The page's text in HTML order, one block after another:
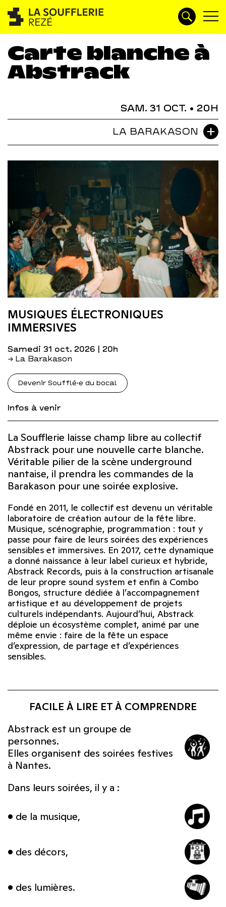
Carte blanche à
Abstrack
SAM. 31 OCT. • 20H
LA BARAKASON
MUSIQUES ÉLECTRONIQUES
IMMERSIVES
samedi 31 oct. 2026 | 20h
→ La Barakason
Devenir Soufflé·e du bocal
Infos à venir
La Soufflerie laisse champ libre au collectif
Abstrack pour une nouvelle carte blanche.
Véritable pilier de la scène underground
nantaise, il prendra les commandes de la
Barakason pour une soirée explosive.
Fondé en 2011, le collectif est devenu un véritable
laboratoire de création autour de la fête libre.
Musique, scénographie, programmation : tout y
passe pour faire de leurs soirées des expériences
sensibles et immersives. En 2017, cette dynamique
a donné naissance à leur label curieux et hybride,
Abstrack Records, puis à la construction artisanale
de leur propre sound system et enfin à Combo
Bongos, structure dédiée à l’accompagnement
artistique et au développement de projets
culturels indépendants. Aujourd’hui, Abstrack
déploie un écosystème complet, animé par une
même envie : faire de la fête un espace
d’expression, de partage et d’expériences
sensibles.
FACILE À LIRE ET À COMPRENDRE
Abstrack est un groupe de
personnes.
Elles organisent des soirées festives
à Nantes.
Dans leurs soirées, il y a :
• de la musique,
• des décors,
• des lumières.